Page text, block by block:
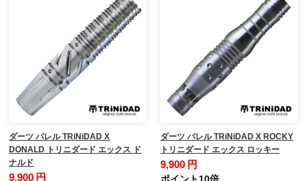
ダーツ バレル TRiNiDAD X
DONALD トリニダード エックス ド
ナルド
9,900 円
ダーツ バレル TRiNiDAD X ROCKY
トリニダード エックス ロッキー
9,900 円
ポイント10倍